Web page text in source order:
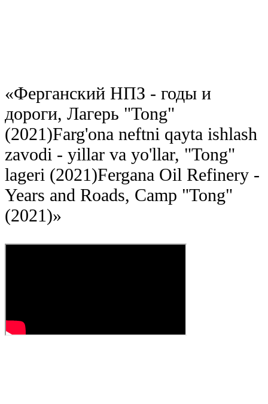
«Ферганский НПЗ - годы и
дороги, Лагерь "Tong"
(2021)Farg'ona neftni qayta ishlash
zavodi - yillar va yo'llar, "Tong"
lageri (2021)Fergana Oil Refinery -
Years and Roads, Camp "Tong"
(2021)»